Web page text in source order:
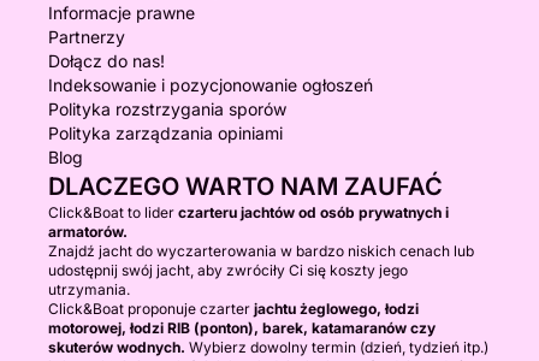
Informacje prawne
Partnerzy
Dołącz do nas!
Indeksowanie i pozycjonowanie ogłoszeń
Polityka rozstrzygania sporów
Polityka zarządzania opiniami
Blog
DLACZEGO WARTO NAM ZAUFAĆ
Click&Boat to lider czarteru jachtów od osób prywatnych i
armatorów.
Znajdź jacht do wyczarterowania w bardzo niskich cenach lub
udostępnij swój jacht, aby zwróciły Ci się koszty jego
utrzymania.
Click&Boat proponuje czarter jachtu żeglowego, łodzi
motorowej, łodzi RIB (ponton), barek, katamaranów czy
skuterów wodnych. Wybierz dowolny termin (dzień, tydzień itp.)